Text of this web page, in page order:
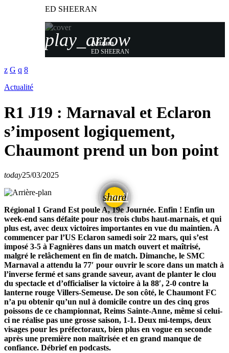
ED SHEERAN
play_arrow
Azizam
ED SHEERAN
Actualité
R1 J19 : Marnaval et Eclaron
s’imposent logiquement,
Chaumont prend un bon point
today25/03/2025
share
email
Régional 1 Grand Est poule A, 19e Journée. Enfin ! Enfin un
week-end sans défaite pour nos trois clubs haut-marnais, et qui
plus est, avec deux victoires importantes en vue du maintien. A
commencer par l’US Eclaron samedi soir 22 mars, qui s’est
imposé 3-5 à Fagnières dans un match ouvert et maîtrisé,
malgré le relâchement en fin de match. Dimanche, le SMC
Marnaval a attendu la 77′ pour ouvrir le score dans un match à
l’inverse fermé et sans grande saveur, avant de planter le clou
du spectacle et d’officialiser la victoire à la 88′, 2-0 contre la
lanterne rouge Villers-Semeuse. De son côté, le Chaumont FC
n’a pu obtenir qu’un nul à domicile contre un des cinq gros
poissons de ce championnat, Reims Sainte-Anne, même si celui-
ci ne réalise pas une grosse saison, 1-1. Deux mi-temps, deux
visages pour les préfectoraux, bien plus en vogue en seconde
après une première non maîtrisée et en grand manque de
confiance. Débrief en podcasts.